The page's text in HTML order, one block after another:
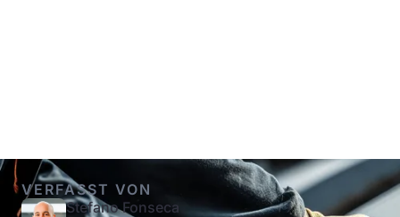
VERFASST VON
Stefano Fonseca